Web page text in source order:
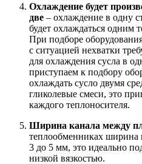
Охлаждение будет
две – охлаждение в одну
будет охлаждаться одним
При подборе
с ситуацией нехватки
для охлаждения сусла в
приступаем к подбору
охлаждать сусло двумя
гликолевые смеси, это
каждого теплоносителя.
Ширина канала между
теплообменниках ширина
3 до 5 мм, это идеально
низкой вязкостью.